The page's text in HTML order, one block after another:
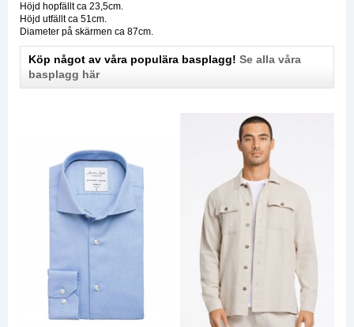
Höjd hopfällt ca 23,5cm.
Höjd utfällt ca 51cm.
Diameter på skärmen ca 87cm.
Köp något av våra populära basplagg! Se alla våra
basplagg här